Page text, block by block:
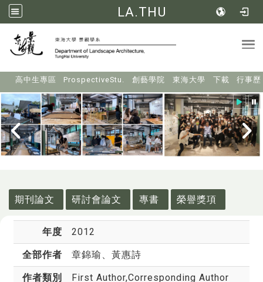
LA.THU
高中生專區 ProspectiveStu. 創藝學院 東海大學 下載 行事歷
期刊論文
研討會論文 專書 榮譽獎項
年度 2012
全部作者 章錦瑜 、黃惠詩
作者類別 First Author,Corresponding Author